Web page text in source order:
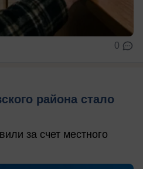
0
района стало
за счет местного